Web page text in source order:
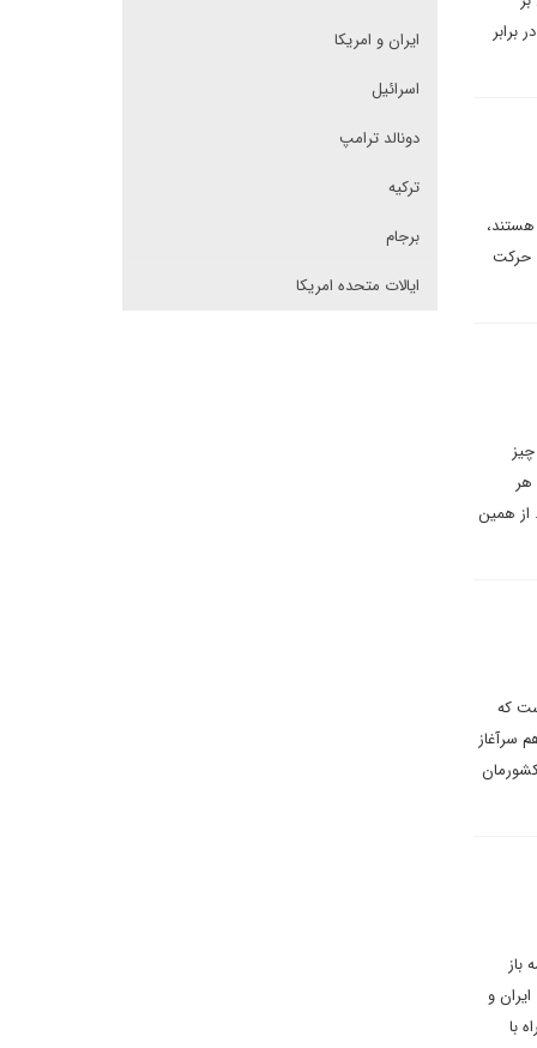
حرکت
از همین
که
سرآغاز
باز
و
با
ایران و امریکا
اسرائیل
دونالد ترامپ
ترکیه
برجام
ایالات متحده امریکا